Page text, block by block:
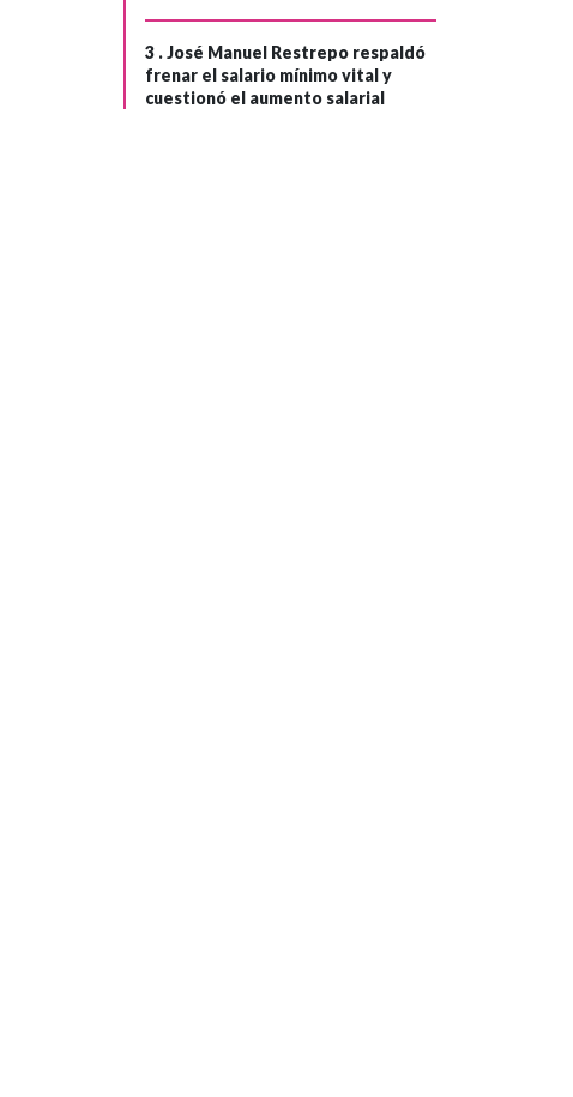
3 .José Manuel Restrepo respaldó
frenar el salario mínimo vital y
cuestionó el aumento salarial